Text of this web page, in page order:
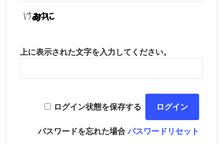
上に表示された文字を入力してください。
ログイン状態を保存する
パスワードを忘れた場合パスワードリセット